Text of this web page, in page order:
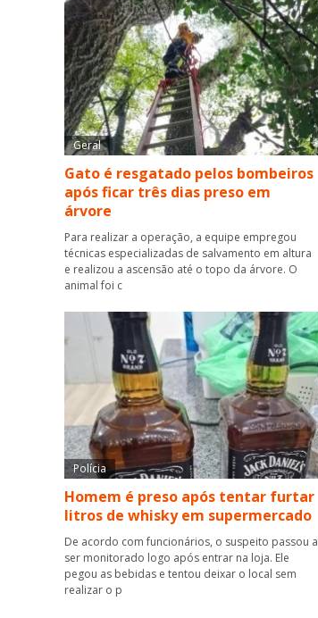
Geral
Gato é resgatado pelos bombeiros
após ficar três dias preso em
árvore
Para realizar a operação, a equipe empregou
técnicas especializadas de salvamento em altura
e realizou a ascensão até o topo da árvore. O
animal foi c
Polícia
Homem é preso após tentar furtar
litros de whisky em supermercado
De acordo com funcionários, o suspeito passou a
ser monitorado logo após entrar na loja. Ele
pegou as bebidas e tentou deixar o local sem
realizar o p